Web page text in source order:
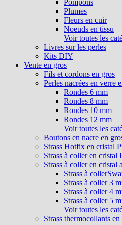
Pompons
Plumes
Fleurs en cuir
Noeuds en tissu
Voir toutes les
Livres sur les perles
Kits DIY
Vente en gros
Fils et cordons en gros
Perles nacrées en verre
Rondes 6 mm
Rondes 8 mm
Rondes 10 mm
Rondes 12 mm
Voir toutes les
Boutons en nacre en
Strass Hotfix en cristal
Strass à coller en cristal
Strass à coller en
Strass à
Strass à coller 3
Strass à coller 4
Strass à coller 5
Voir toutes les
Strass thermocollants